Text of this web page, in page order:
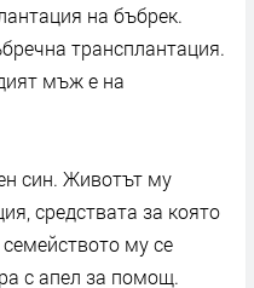
на бъбрек.
трансплантация.
мъж е на
син. Животът му
средствата за която
му се
с апел за помощ.